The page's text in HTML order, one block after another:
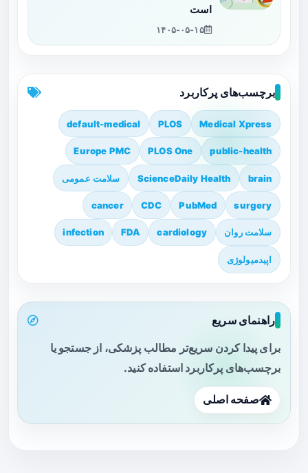
است
۱۴۰۵-۰۵-۱۵
برچسب‌های پرکاربرد
Medical Xpress
PLOS
default-medical
public-health
PLOS One
Europe PMC
brain
ScienceDaily Health سلامت عمومی
surgery
PubMed
CDC
cancer
سلامت روان cardiology
FDA
infection
اپیدمیولوژی
راهنمای سریع
برای پیدا کردن سریع‌تر مطالب پزشکی، از جستجو یا
برچسب‌های پرکاربرد استفاده کنید.
صفحه اصلی